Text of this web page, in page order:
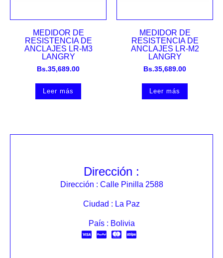
MEDIDOR DE
RESISTENCIA DE
ANCLAJES LR-M3
LANGRY
Bs.35,689.00
Leer más
MEDIDOR DE
RESISTENCIA DE
ANCLAJES LR-M2
LANGRY
Bs.35,689.00
Leer más
Dirección :
Dirección : Calle Pinilla 2588
Ciudad : La Paz
País : Bolivia